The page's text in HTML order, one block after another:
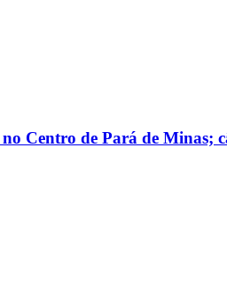
Centro de Pará de Minas;